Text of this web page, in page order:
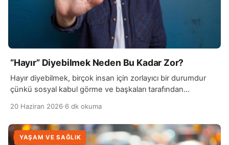
“Hayır” Diyebilmek Neden Bu Kadar Zor?
Hayır diyebilmek, birçok insan için zorlayıcı bir durumdur
çünkü sosyal kabul görme ve başkaları tarafından
20 Haziran 2026·6 dk okuma
YAŞAM VE SAĞLIK